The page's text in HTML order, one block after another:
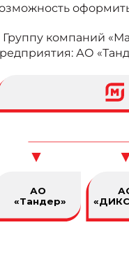
компаний
АО
АО
«Тандер»